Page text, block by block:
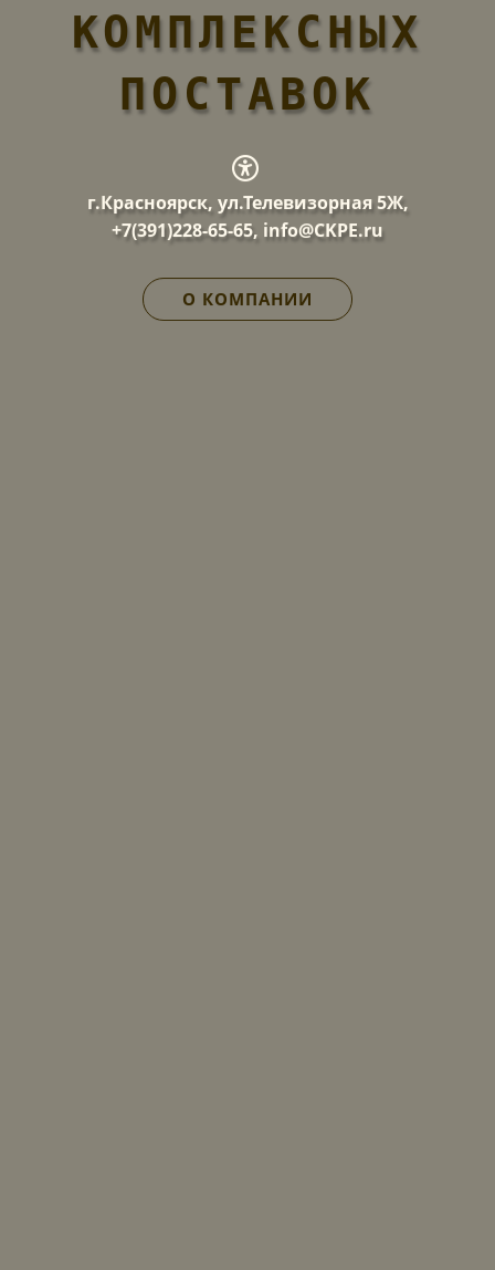
КОМПЛЕКСНЫХ
ПОСТАВОК
г.Красноярск, ул.Телевизорная 5Ж,
+7(391)228-65-65, info@CKPE.ru
О КОМПАНИИ